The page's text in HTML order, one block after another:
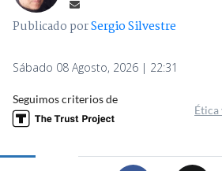
Publicado porSergio Silvestre
Sábado 08 Agosto, 2026 | 22:31
Seguimos criterios de
Ética